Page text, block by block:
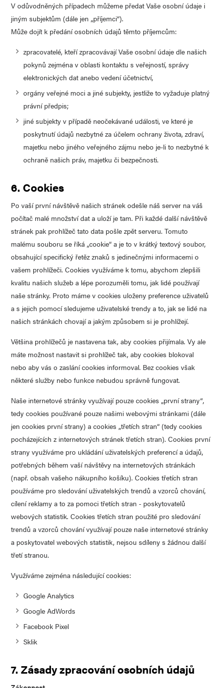
V odůvodněných případech můžeme předat Vaše osobní údaje i
jiným subjektům (dále jen „příjemci“).
Může dojít k předání osobních údajů těmto příjemcům:
zpracovatelé, kteří zpracovávají Vaše osobní údaje dle našich
pokynů zejména v oblasti kontaktu s veřejností, správy
elektronických dat anebo vedení účetnictví,
orgány veřejné moci a jiné subjekty, jestliže to vyžaduje platný
právní předpis;
jiné subjekty v případě neočekávané události, ve které je
poskytnutí údajů nezbytné za účelem ochrany života, zdraví,
majetku nebo jiného veřejného zájmu nebo je-li to nezbytné k
ochraně našich práv, majetku či bezpečnosti.
6. Cookies
Po vaší první návštěvě našich stránek odešle náš server na váš
počítač malé množství dat a uloží je tam. Při každé další návštěvě
stránek pak prohlížeč tato data pošle zpět serveru. Tomuto
malému souboru se říká „cookie“ a je to v krátký textový soubor,
obsahující specifický řetěz znaků s jedinečnými informacemi o
vašem prohlížeči. Cookies využíváme k tomu, abychom zlepšili
kvalitu našich služeb a lépe porozuměli tomu, jak lidé používají
naše stránky. Proto máme v cookies uloženy preference uživatelů
a s jejich pomocí sledujeme uživatelské trendy a to, jak se lidé na
našich stránkách chovají a jakým způsobem si je prohlížejí.
Většina prohlížečů je nastavena tak, aby cookies přijímala. Vy ale
máte možnost nastavit si prohlížeč tak, aby cookies blokoval
nebo aby vás o zaslání cookies informoval. Bez cookies však
některé služby nebo funkce nebudou správně fungovat.
Naše internetové stránky využívají pouze cookies „první strany“,
tedy cookies používané pouze našimi webovými stránkami (dále
jen cookies první strany) a cookies „třetích stran“ (tedy cookies
pocházejících z internetových stránek třetích stran). Cookies první
strany využíváme pro ukládání uživatelských preferencí a údajů,
potřebných během vaší návštěvy na internetových stránkách
(např. obsah vašeho nákupního košíku). Cookies třetích stran
používáme pro sledování uživatelských trendů a vzorců chování,
cílení reklamy a to za pomoci třetích stran - poskytovatelů
webových statistik. Cookies třetích stran použité pro sledování
trendů a vzorců chování využívají pouze naše internetové stránky
a poskytovatel webových statistik, nejsou sdíleny s žádnou další
třetí stranou.
Využíváme zejména následující cookies:
Google Analytics
Google AdWords
Facebook Pixel
Sklik
7. Zásady zpracování osobních údajů